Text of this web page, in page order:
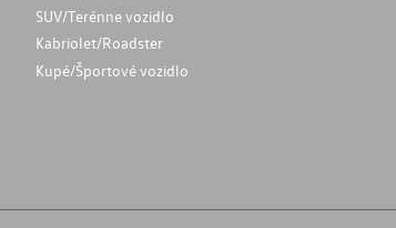
SUV/Terénne vozidlo
Kabriolet/Roadster
Kupé/Športové vozidlo